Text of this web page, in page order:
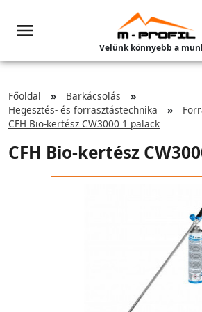
Velünk könnyebb a
Főoldal
Barkácsolás
Hegesztés- és forrasztástechnika
CFH Bio-kertész CW3000 1 palack
CFH Bio-kertész